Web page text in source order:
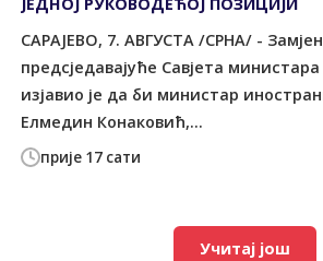
прије 17 сати
САРАЈЕВО, 7. АВГУСТА /СРНА/ -
предсједавајуће Савјета
изјавио је да би министар
Елмедин Конаковић,...
Учитај још